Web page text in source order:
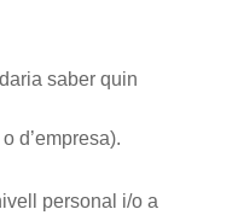
saber quin
d’empresa).
personal i/o a